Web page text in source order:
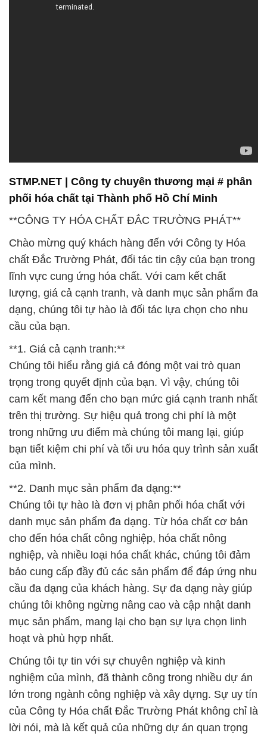
STMP.NET | Công ty chuyên thương mại # phân
phối hóa chất tại Thành phố Hồ Chí Minh
**CÔNG TY HÓA CHẤT ĐẮC TRƯỜNG PHÁT**
Chào mừng quý khách hàng đến với Công ty Hóa
chất Đắc Trường Phát, đối tác tin cậy của bạn trong
lĩnh vực cung ứng hóa chất. Với cam kết chất
lượng, giá cả cạnh tranh, và danh mục sản phẩm đa
dạng, chúng tôi tự hào là đối tác lựa chọn cho nhu
cầu của bạn.
**1. Giá cả cạnh tranh:**
Chúng tôi hiểu rằng giá cả đóng một vai trò quan
trọng trong quyết định của bạn. Vì vậy, chúng tôi
cam kết mang đến cho bạn mức giá cạnh tranh nhất
trên thị trường. Sự hiệu quả trong chi phí là một
trong những ưu điểm mà chúng tôi mang lại, giúp
bạn tiết kiệm chi phí và tối ưu hóa quy trình sản xuất
của mình.
**2. Danh mục sản phẩm đa dạng:**
Chúng tôi tự hào là đơn vị phân phối hóa chất với
danh mục sản phẩm đa dạng. Từ hóa chất cơ bản
cho đến hóa chất công nghiệp, hóa chất nông
nghiệp, và nhiều loại hóa chất khác, chúng tôi đảm
bảo cung cấp đầy đủ các sản phẩm để đáp ứng nhu
cầu đa dạng của khách hàng. Sự đa dạng này giúp
chúng tôi không ngừng nâng cao và cập nhật danh
mục sản phẩm, mang lại cho bạn sự lựa chọn linh
hoạt và phù hợp nhất.
Chúng tôi tự tin với sự chuyên nghiệp và kinh
nghiệm của mình, đã thành công trong nhiều dự án
lớn trong ngành công nghiệp và xây dựng. Sự uy tín
của Công ty Hóa chất Đắc Trường Phát không chỉ là
lời nói, mà là kết quả của những dự án quan trọng